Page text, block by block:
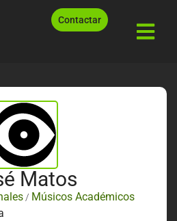
Contactar
Matos
/ Músicos Académicos